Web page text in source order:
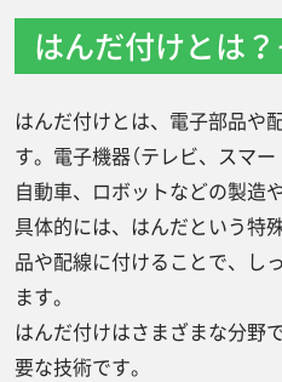
はんだ
こて先クリーナー
はんだ付けの正しい手
1.はんだごての準
2.部品と配線の準
3.接合部をあたた
4.はんだを送る
はんだ付けとは
はんだ付けとは、電子部品や
す。電子機器（テレビ、スマー
自動車、ロボットなどの製造
具体的には、はんだという特
品や配線に付けることで、し
ます。
はんだ付けはさまざまな分野
要な技術です。